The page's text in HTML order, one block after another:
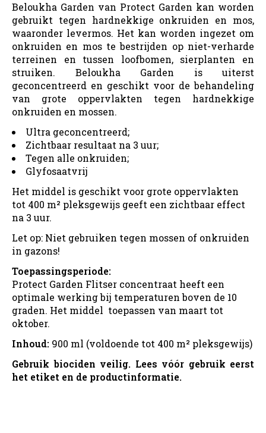
Beloukha Garden van Protect Garden kan worden
gebruikt tegen hardnekkige onkruiden en mos,
waaronder levermos. Het kan worden ingezet om
onkruiden en mos te bestrijden op niet-verharde
terreinen en tussen loofbomen, sierplanten en
struiken. Beloukha Garden is uiterst
geconcentreerd en geschikt voor de behandeling
van grote oppervlakten tegen hardnekkige
onkruiden en mossen.
Ultra geconcentreerd;
Zichtbaar resultaat na 3 uur;
Tegen alle onkruiden;
Glyfosaatvrij
Het middel is geschikt voor grote oppervlakten
tot 400 m² pleksgewijs geeft een zichtbaar effect
na 3 uur.
Let op: Niet gebruiken tegen mossen of onkruiden
in gazons!
Toepassingsperiode:
Protect Garden Flitser concentraat heeft een
optimale werking bij temperaturen boven de 10
graden. Het middel toepassen van maart tot
oktober.
Inhoud: 900 ml (voldoende tot 400 m² pleksgewijs)
Gebruik biociden veilig. Lees vóór gebruik eerst
het etiket en de productinformatie.